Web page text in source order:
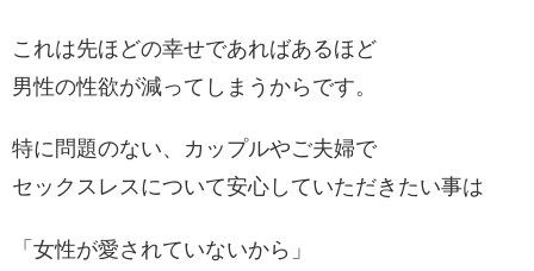
これは先ほどの幸せであればあるほど
男性の性欲が減ってしまうからです。
特に問題のない、カップルやご夫婦で
セックスレスについて安心していただきたい事は
「女性が愛されていないから」